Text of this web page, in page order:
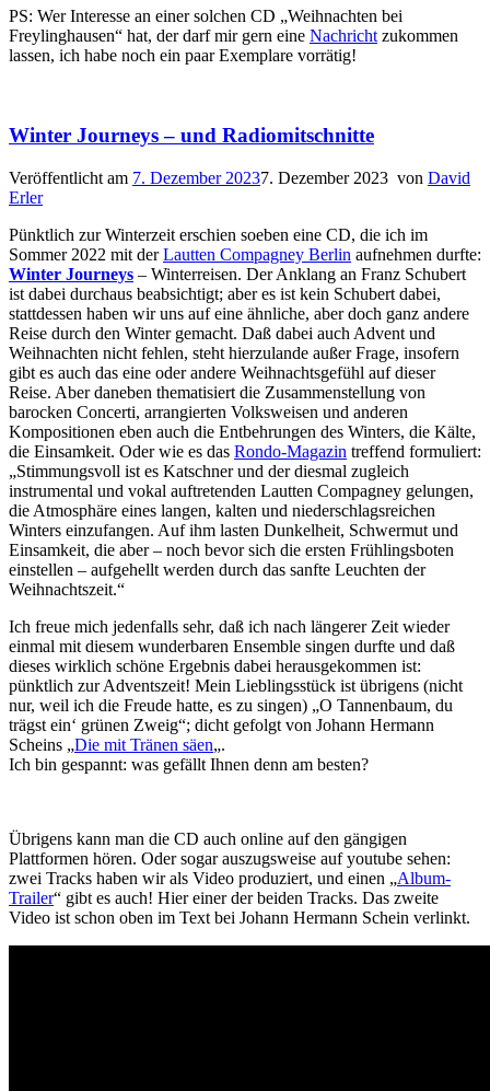
PS: Wer Interesse an einer solchen CD „Weihnachten bei
Freylinghausen“ hat, der darf mir gern eine Nachrichtzukommen
lassen, ich habe noch ein paar Exemplare vorrätig!
Winter Journeys – und Radiomitschnitte
Veröffentlicht am 7. Dezember 20237. Dezember 2023 von David
Erler
Pünktlich zur Winterzeit erschien soeben eine CD, die ich im
Sommer 2022 mit derLautten Compagney Berlin aufnehmen durfte:
Winter Journeys – Winterreisen. Der Anklang an Franz Schubert
ist dabei durchaus beabsichtigt; aber es ist kein Schubert dabei,
stattdessen haben wir uns auf eine ähnliche, aber doch ganz andere
Reise durch den Winter gemacht. Daß dabei auch Advent und
Weihnachten nicht fehlen, steht hierzulande außer Frage, insofern
gibt es auch das eine oder andere Weihnachtsgefühl auf dieser
Reise. Aber daneben thematisiert die Zusammenstellung von
barocken Concerti, arrangierten Volksweisen und anderen
Kompositionen eben auch die Entbehrungen des Winters, die Kälte,
die Einsamkeit. Oder wie es das Rondo-Magazin treffend formuliert:
„Stimmungsvoll ist es Katschner und der diesmal zugleich
instrumental und vokal auftretenden Lautten Compagney gelungen,
die Atmosphäre eines langen, kalten und niederschlagsreichen
Winters einzufangen. Auf ihm lasten Dunkelheit, Schwermut und
Einsamkeit, die aber – noch bevor sich die ersten Frühlingsboten
einstellen – aufgehellt werden durch das sanfte Leuchten der
Weihnachtszeit.“
Ich freue mich jedenfalls sehr, daß ich nach längerer Zeit wieder
einmal mit diesem wunderbaren Ensemble singen durfte und daß
dieses wirklich schöne Ergebnis dabei herausgekommen ist:
pünktlich zur Adventszeit! Mein Lieblingsstück ist übrigens (nicht
nur, weil ich die Freude hatte, es zu singen) „O Tannenbaum, du
trägst ein‘ grünen Zweig“; dicht gefolgt von Johann Hermann
Scheins „Die mit Tränen säen„.
Ich bin gespannt: was gefällt Ihnen denn am besten?
Übrigens kann man die CD auch online auf den gängigen
Plattformen hören. Oder sogar auszugsweise auf youtube sehen:
zwei Tracks haben wir als Video produziert, und einen „Album-
Trailer“ gibt es auch! Hier einer der beiden Tracks. Das zweite
Video ist schon oben im Text bei Johann Hermann Schein verlinkt.